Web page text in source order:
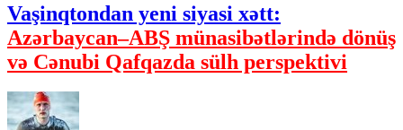
Vaşinqtondan yeni siyasi xətt:
Azərbaycan–ABŞ münasibətlərində dönüş
və Cənubi Qafqazda sülh perspektivi